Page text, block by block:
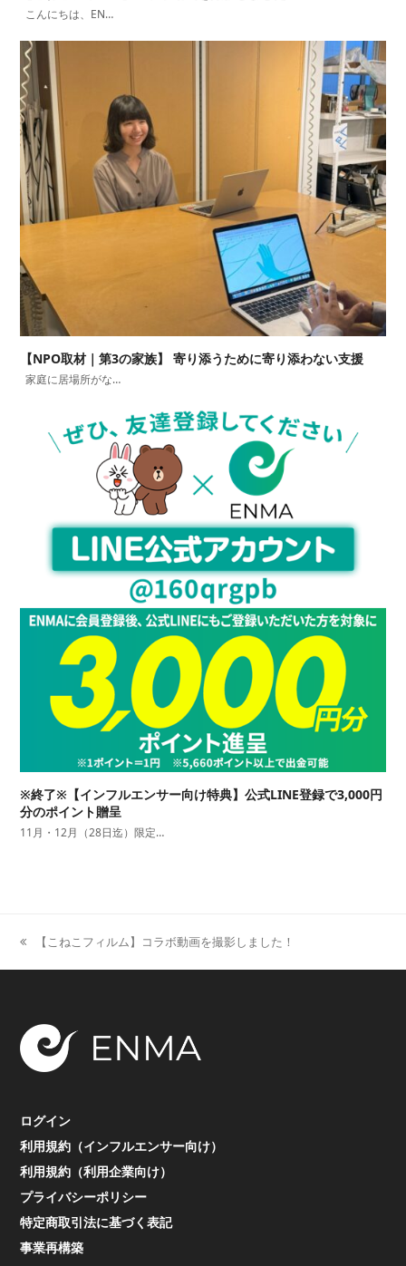
こんにちは、EN…
【NPO取材｜第3の家族】 寄り添うために寄り添わない支援
家庭に居場所がな…
※終了※【インフルエンサー向け特典】公式LINE登録で3,000円
分のポイント贈呈
11月・12月（28日迄）限定…
previous
post:
【こねこフィルム】コラボ動画を撮影しました！
ログイン
利用規約（インフルエンサー向け）
利用規約（利用企業向け）
プライバシーポリシー
特定商取引法に基づく表記
事業再構築